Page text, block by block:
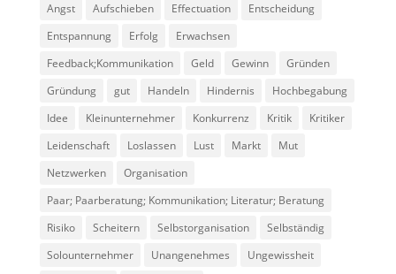
Angst Aufschieben Effectuation
Entscheidung
Entspannung
Erfolg
Erwachsen
Feedback;Kommunikation
Geld Gewinn
Gründen
Gründung
gut Handeln Hindernis
Hochbegabung
Idee
Kleinunternehmer Konkurrenz Kritik
Kritiker
Leidenschaft
Loslassen Lust Markt
Mut
Netzwerken
Organisation
Paar; Paarberatung; Kommunikation; Literatur; Beratung
Risiko
Scheitern Selbstorganisation
Selbständig
Solounternehmer
Unangenehmes
Ungewissheit